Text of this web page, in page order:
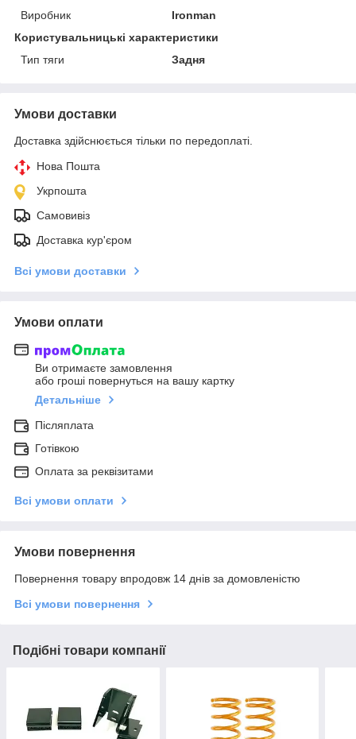
Виробник
Ironman
Користувальницькі характеристики
Тип тяги
Задня
Умови доставки
Доставка здійснюється тільки по передоплаті.
Нова Пошта
Укрпошта
Самовивіз
Доставка кур'єром
Всі умови доставки
Умови оплати
Ви отримаєте замовлення
або гроші повернуться на вашу картку
Детальніше
Післяплата
Готівкою
Оплата за реквізитами
Всі умови оплати
Умови повернення
Повернення товару впродовж 14 днів за домовленістю
Всі умови повернення
Подібні товари компанії